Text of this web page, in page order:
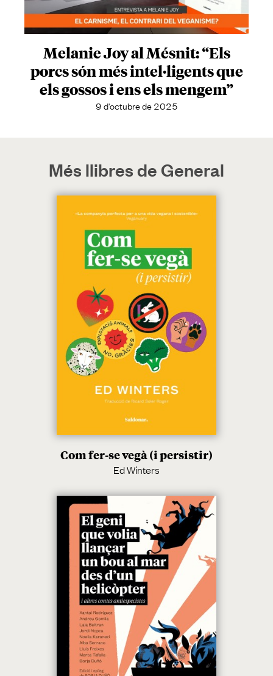
Melanie Joy al Mésnit: “Els
porcs són més intel·ligents que
els gossos i ens els mengem”
9 d'octubre de 2025
Més llibres de General
Com fer-se vegà (i persistir)
Ed Winters